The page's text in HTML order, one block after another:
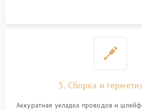
5. Сборка и
Аккуратная укладка проводов и